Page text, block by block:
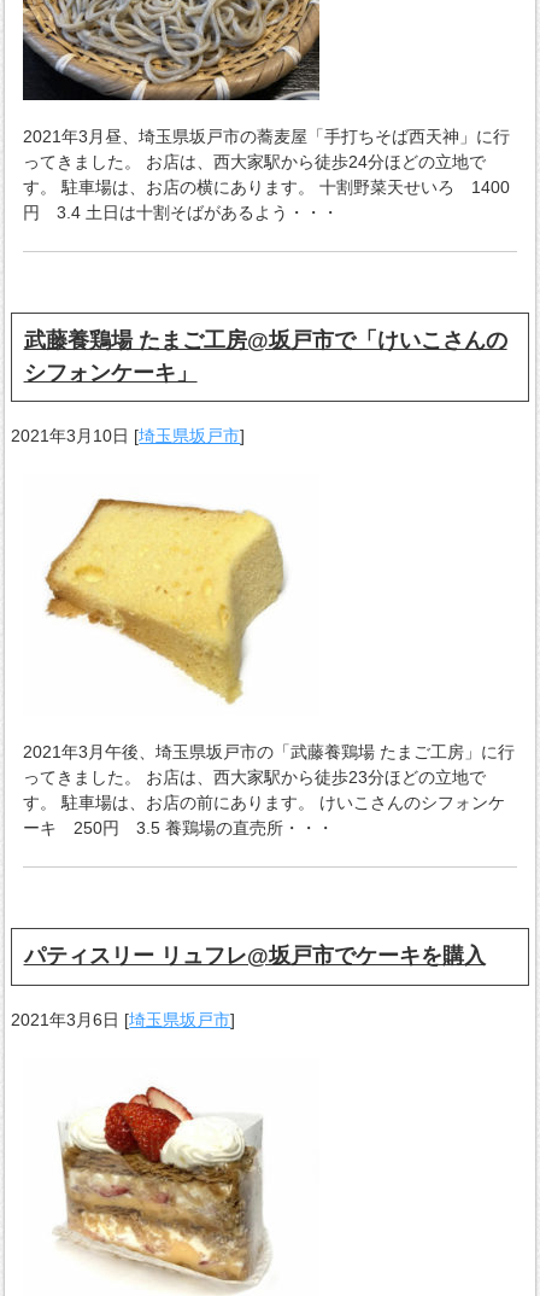
2021年3月昼、埼玉県坂戸市の蕎麦屋「手打ちそば西天神」に行
ってきました。 お店は、西大家駅から徒歩24分ほどの立地で
す。 駐車場は、お店の横にあります。 十割野菜天せいろ 1400
円 3.4 土日は十割そばがあるよう・・・
武藤養鶏場 たまご工房@坂戸市で「けいこさんの
シフォンケーキ」
2021年3月10日 [埼玉県坂戸市]
2021年3月午後、埼玉県坂戸市の「武藤養鶏場 たまご工房」に行
ってきました。 お店は、西大家駅から徒歩23分ほどの立地で
す。 駐車場は、お店の前にあります。 けいこさんのシフォンケ
ーキ 250円 3.5 養鶏場の直売所・・・
パティスリー リュフレ@坂戸市でケーキを購入
2021年3月6日 [埼玉県坂戸市]